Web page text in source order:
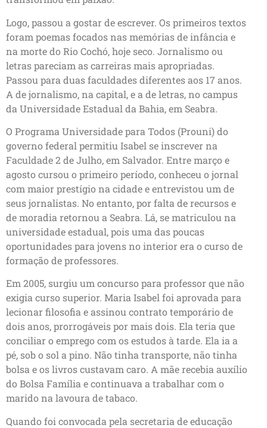
Logo, passou a gostar de escrever. Os primeiros textos
foram poemas focados nas memórias de infância e
na morte do Rio Cochó, hoje seco. Jornalismo ou
letras pareciam as carreiras mais apropriadas.
Passou para duas faculdades diferentes aos 17 anos.
A de jornalismo, na capital, e a de letras, no campus
da Universidade Estadual da Bahia, em Seabra.
O Programa Universidade para Todos (Prouni) do
governo federal permitiu Isabel se inscrever na
Faculdade 2 de Julho, em Salvador. Entre março e
agosto cursou o primeiro período, conheceu o jornal
com maior prestígio na cidade e entrevistou um de
seus jornalistas. No entanto, por falta de recursos e
de moradia retornou a Seabra. Lá, se matriculou na
universidade estadual, pois uma das poucas
oportunidades para jovens no interior era o curso de
formação de professores.
Em 2005, surgiu um concurso para professor que não
exigia curso superior. Maria Isabel foi aprovada para
lecionar filosofia e assinou contrato temporário de
dois anos, prorrogáveis por mais dois. Ela teria que
conciliar o emprego com os estudos à tarde. Ela ia a
pé, sob o sol a pino. Não tinha transporte, não tinha
bolsa e os livros custavam caro. A mãe recebia auxílio
do Bolsa Família e continuava a trabalhar com o
marido na lavoura de tabaco.
Quando foi convocada pela secretaria de educação